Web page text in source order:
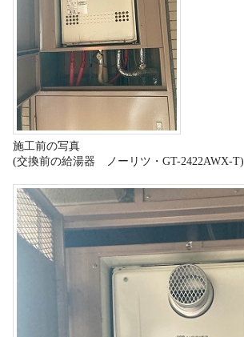
施工前の写真
(交換前の給湯器 ノーリツ・GT-2422AWX-T)